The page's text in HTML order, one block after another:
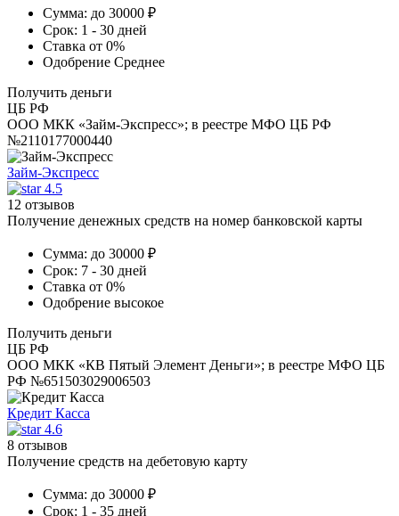
Сумма: до 30000 ₽
Срок: 1 - 30 дней
Ставка от 0%
Одобрение Среднее
Получить деньги
ЦБ РФ
ООО МКК «Займ-Экспресс»; в реестре МФО ЦБ РФ
№2110177000440
Займ-Экспресс
4.5
12 отзывов
Получение денежных средств на номер банковской карты
Сумма: до 30000 ₽
Срок: 7 - 30 дней
Ставка от 0%
Одобрение высокое
Получить деньги
ЦБ РФ
ООО МКК «КВ Пятый Элемент Деньги»; в реестре МФО ЦБ
РФ №651503029006503
Кредит Касса
4.6
8 отзывов
Получение средств на дебетовую карту
Сумма: до 30000 ₽
Срок: 1 - 35 дней